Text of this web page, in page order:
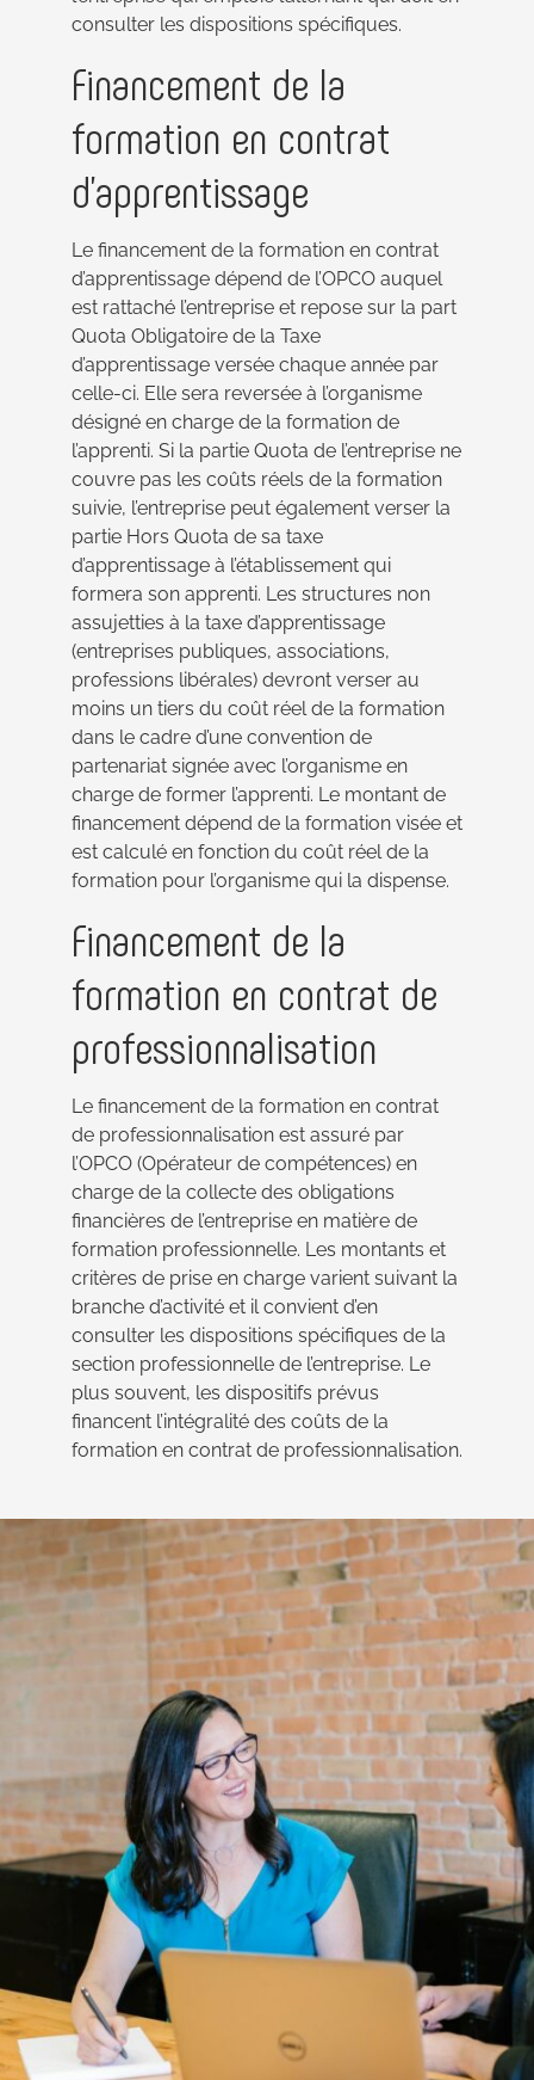
consulter les dispositions spécifiques.
Financement de la
formation en contrat
d’apprentissage
Le financement de la formation en contrat
d’apprentissage dépend de l’OPCO auquel
est rattaché l’entreprise et repose sur la part
Quota Obligatoire de la Taxe
d’apprentissage versée chaque année par
celle-ci. Elle sera reversée à l’organisme
désigné en charge de la formation de
l’apprenti. Si la partie Quota de l’entreprise ne
couvre pas les coûts réels de la formation
suivie, l’entreprise peut également verser la
partie Hors Quota de sa taxe
d’apprentissage à l’établissement qui
formera son apprenti. Les structures non
assujetties à la taxe d’apprentissage
(entreprises publiques, associations,
professions libérales) devront verser au
moins un tiers du coût réel de la formation
dans le cadre d’une convention de
partenariat signée avec l’organisme en
charge de former l’apprenti. Le montant de
financement dépend de la formation visée et
est calculé en fonction du coût réel de la
formation pour l’organisme qui la dispense.
Financement de la
formation en contrat de
professionnalisation
Le financement de la formation en contrat
de professionnalisation est assuré par
l’OPCO (Opérateur de compétences) en
charge de la collecte des obligations
financières de l’entreprise en matière de
formation professionnelle. Les montants et
critères de prise en charge varient suivant la
branche d’activité et il convient d’en
consulter les dispositions spécifiques de la
section professionnelle de l’entreprise. Le
plus souvent, les dispositifs prévus
financent l’intégralité des coûts de la
formation en contrat de professionnalisation.